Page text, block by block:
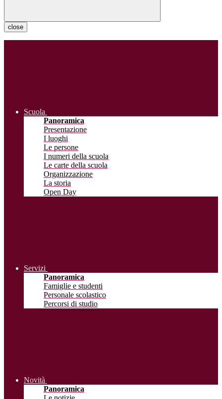
close
Scuola
Panoramica
Presentazione
I luoghi
Le persone
I numeri della scuola
Le carte della scuola
Organizzazione
La storia
Open Day
Servizi
Panoramica
Famiglie e studenti
Personale scolastico
Percorsi di studio
Novità
Panoramica